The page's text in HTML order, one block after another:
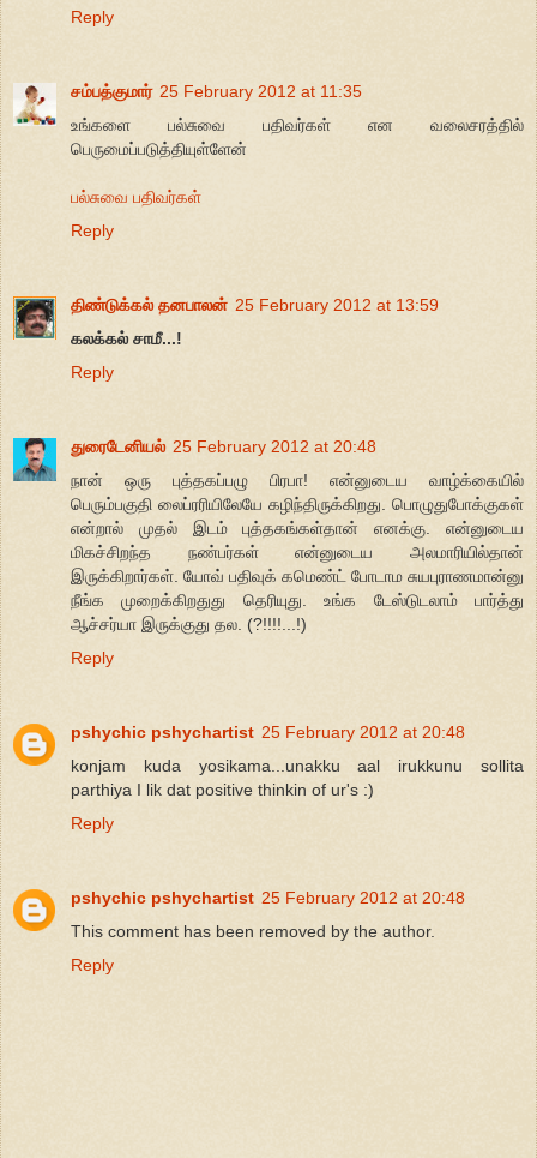
Reply
சம்பத்குமார் 25 February 2012 at 11:35
உங்களை பல்சுவை பதிவர்கள் என வலைசரத்தில்
பெருமைப்படுத்தியுள்ளேன்
பல்சுவை பதிவர்கள்
Reply
திண்டுக்கல் தனபாலன் 25 February 2012 at 13:59
கலக்கல் சாமீ...!
Reply
துரைடேனியல் 25 February 2012 at 20:48
நான் ஒரு புத்தகப்பழு பிரபா! என்னுடைய வாழ்க்கையில்
பெரும்பகுதி லைப்ரரியிலேயே கழிந்திருக்கிறது. பொழுதுபோக்குகள்
என்றால் முதல் இடம் புத்தகங்கள்தான் எனக்கு. என்னுடைய
மிகச்சிறந்த நண்பர்கள் என்னுடைய அலமாரியில்தான்
இருக்கிறார்கள். யோவ் பதிவுக் கமெண்ட் போடாம சுயபுராணமான்னு
நீங்க முறைக்கிறதுது தெரியுது. உங்க டேஸ்டுடலாம் பார்த்து
ஆச்சர்யா இருக்குது தல. (?!!!!...!)
Reply
pshychic pshychartist 25 February 2012 at 20:48
konjam kuda yosikama...unakku aal irukkunu sollita
parthiya I lik dat positive thinkin of ur's :)
Reply
pshychic pshychartist 25 February 2012 at 20:48
This comment has been removed by the author.
Reply